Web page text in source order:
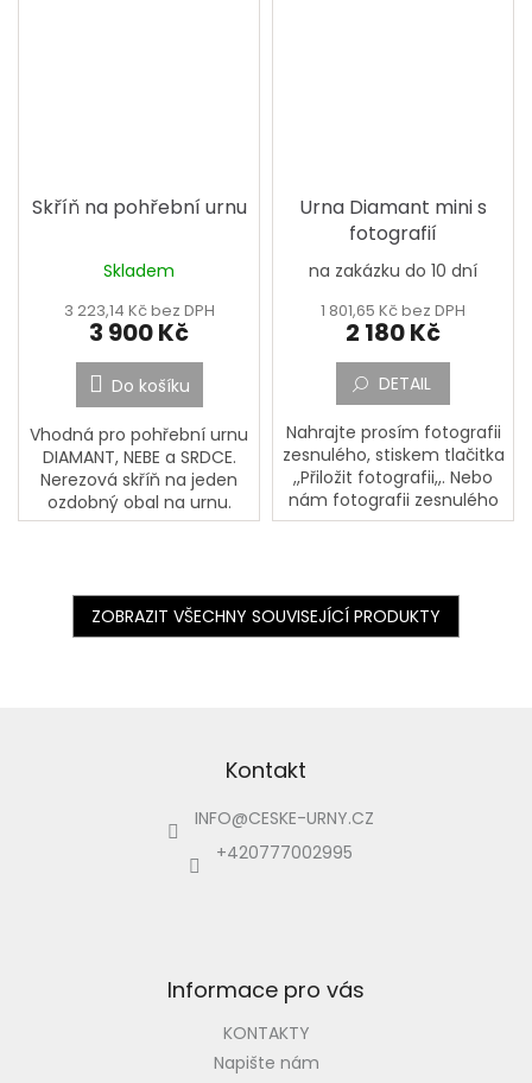
Skříň na pohřební urnu
Skladem
3 223,14 Kč bez DPH
3 900 Kč
Do košíku
Vhodná pro pohřební urnu
DIAMANT, NEBE a SRDCE.
Nerezová skříň na jeden
ozdobný obal na urnu.
Skříňka se obvykle
zrcadlo....
Urna Diamant mini s
fotografií
na zakázku do 10 dní
1 801,65 Kč bez DPH
2 180 Kč
DETAIL
Nahrajte prosím fotografii
zesnulého, stiskem tlačitka
,,Přiložit fotografii,,. Nebo
nám fotografii zesnulého
pošlete poštou na adresu:
133,...
ZOBRAZIT VŠECHNY SOUVISEJÍCÍ PRODUKTY
Kontakt
INFO@CESKE-URNY.CZ
+420777002995
Informace pro vás
KONTAKTY
Napište nám